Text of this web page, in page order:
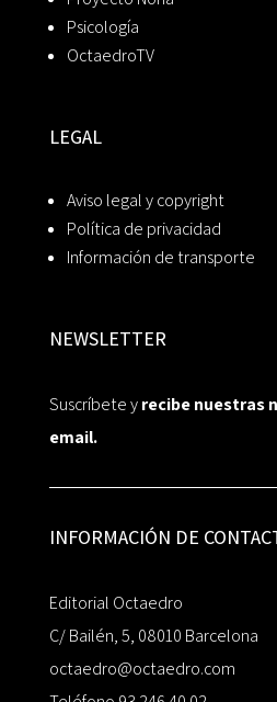
Psicología
OctaedroTV
LEGAL
Aviso legal y copyright
Política de privacidad
Información de transporte
NEWSLETTER
Suscríbete yrecibe nuestras
email.
INFORMACIÓN DE
Editorial Octaedro
C/ Bailén, 5, 08010 Barcelona
octaedro@octaedro.com